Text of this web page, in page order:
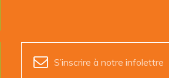
S’inscrire à notre infolettre